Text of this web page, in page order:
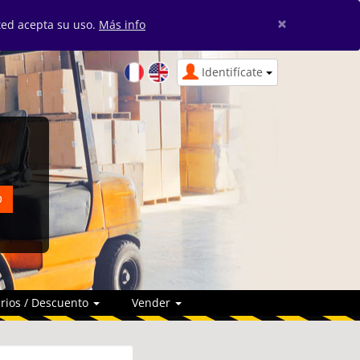
acepta su uso. Más info ×
Identifícate
/ Descuento Vender